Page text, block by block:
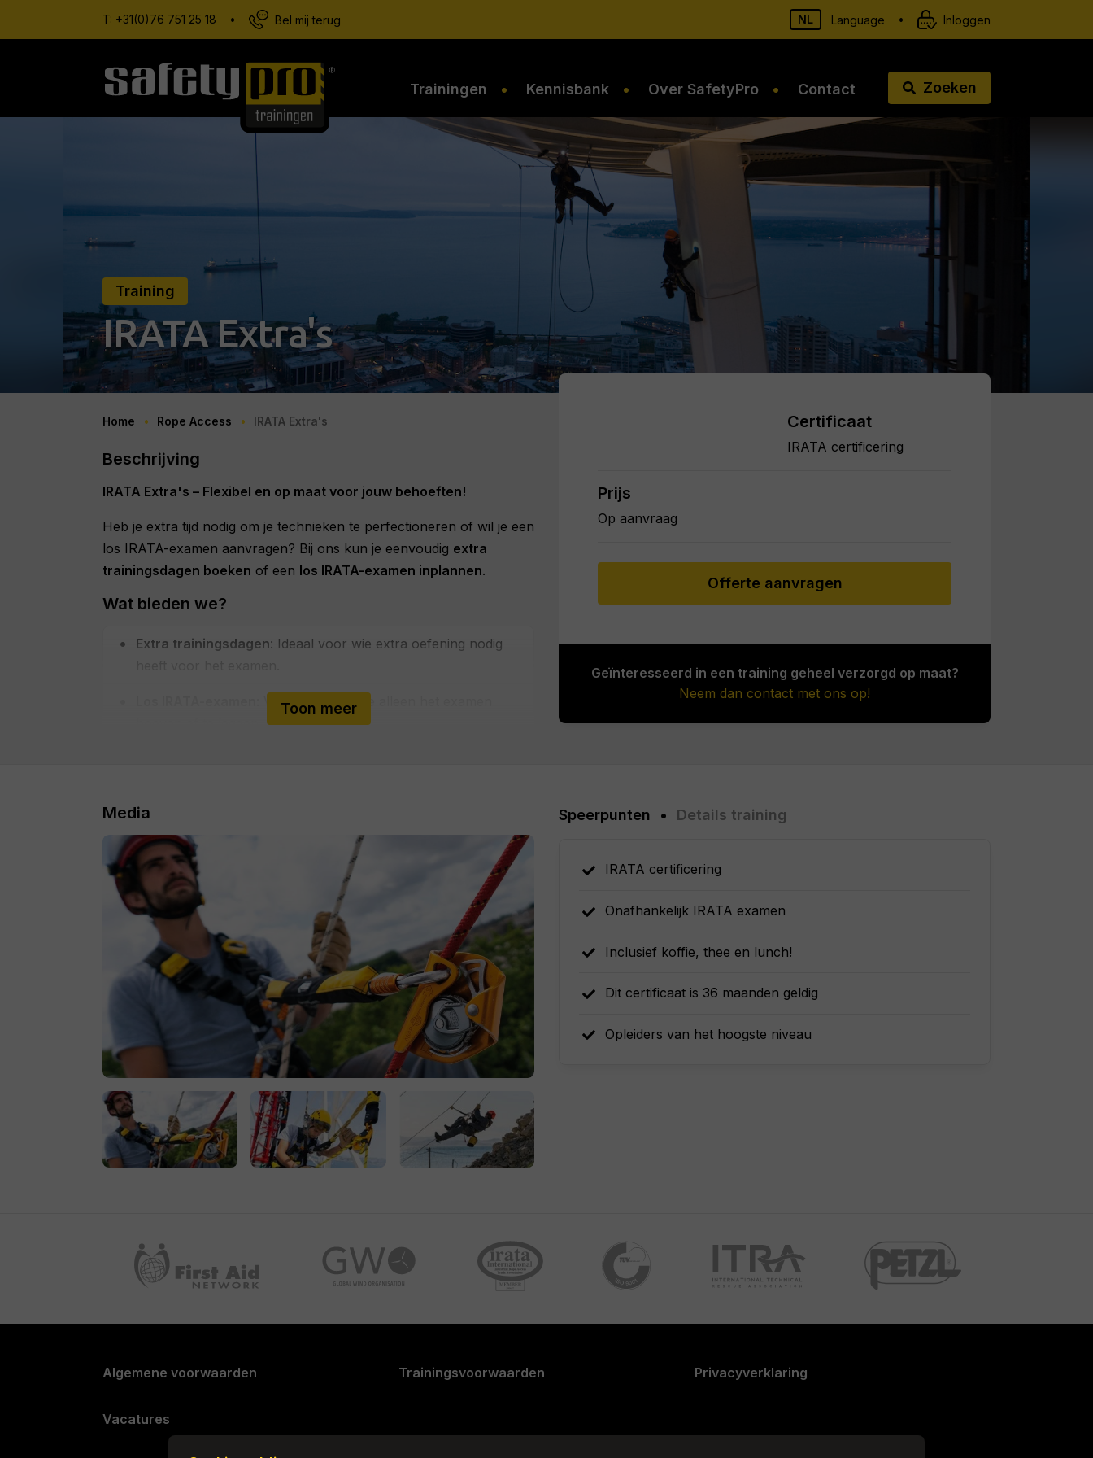
T: +31(0)76 751 25 18 • Bel mij terug NL Language • Inloggen
Trainingen Kennisbank Over SafetyPro Contact Zoeken
Training
IRATA Extra's
Home Rope Access IRATA Extra's
Beschrijving
IRATA Extra's – Flexibel en op maat voor jouw behoeften!
Heb je extra tijd nodig om je technieken te perfectioneren of wil je een
los IRATA-examen aanvragen? Bij ons kun je eenvoudig extra
trainingsdagen boeken of een los IRATA-examen inplannen.
Wat bieden we?
Extra trainingsdagen: Ideaal voor wie extra oefening nodig
: Voor cursisten die alleen het examen
Flexibiliteit
Persoonlijke begeleiding
: Onze ervaren instructeurs zorgen
ervoor dat je klaar bent om je IRATA-certificaat te behalen.
Op maat: Extra aandacht voor technieken waar jij nog aan
wilt werken.
Voor wie?
Onze IRATA Extra's zijn perfect voor:
Kandidaten die langer dan een half jaar niet geklommen
hebben.
Iedereen die direct een examen moet boeken.
Deelnemers die een herexamen moeten doen.
(0)76 751 25 18
, voor een prijsopgave op maat of om jouw IRATA
trainingsdagen/examen in te plannen!
Toon meer
Certificaat
IRATA certificering
Prijs
Op aanvraag
Offerte aanvragen
Geïnteresseerd in een training geheel verzorgd op maat?
Neem dan contact met ons op!
Media Speerpunten Details training
IRATA certificering
Onafhankelijk IRATA examen
Inclusief koffie, thee en lunch!
Dit certificaat is 36 maanden geldig
Opleiders van het hoogste niveau
Algemene voorwaarden Trainingsvoorwaarden Privacyverklaring
Vacatures